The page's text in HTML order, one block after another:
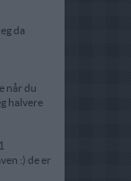
da
når du
halvere
:) de er